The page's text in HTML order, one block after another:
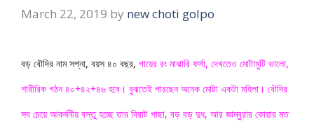
March 22, 2019 by new choti golpo
বড় বৌদির নাম সপ্না, বয়স ৪০ বছর, গায়ের রং মাঝারি ফর্সা, দেখতেও মোটামুটি ভালো,
শারীরিক গঠন ৪০+৪২+৪৬ হবে। বুঝতেই পারছেন অনেক মোটা একটা মহিলা। বৌদির
সব চেয়ে আকর্ষনীয় বস্তু হচ্ছে তার বিরাট পাছা, বড় বড় দুধ, আর জাম্বুরার কোয়ার মত